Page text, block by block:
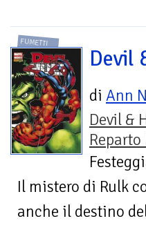
FUMETTI
Devil
di Ann
Devil &
Il mistero di Rulk
anche il destino